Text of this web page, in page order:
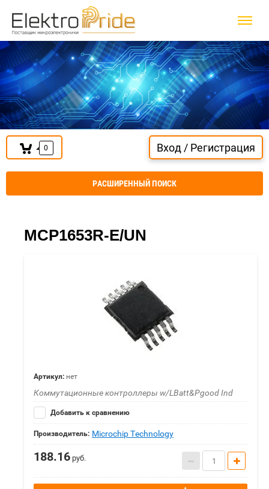
0 Вход / Регистрация
РАСШИРЕННЫЙ ПОИСК
MCP1653R-E/UN
Артикул: нет
Коммутационные контроллеры w/LBatt&Pgood Ind
Добавить к сравнению
Производитель: Microchip Technology
188.16 руб.